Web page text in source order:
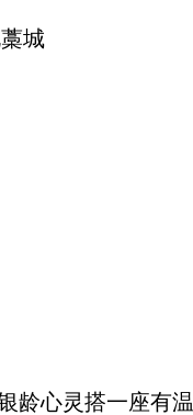
城
龄心灵搭一座有温